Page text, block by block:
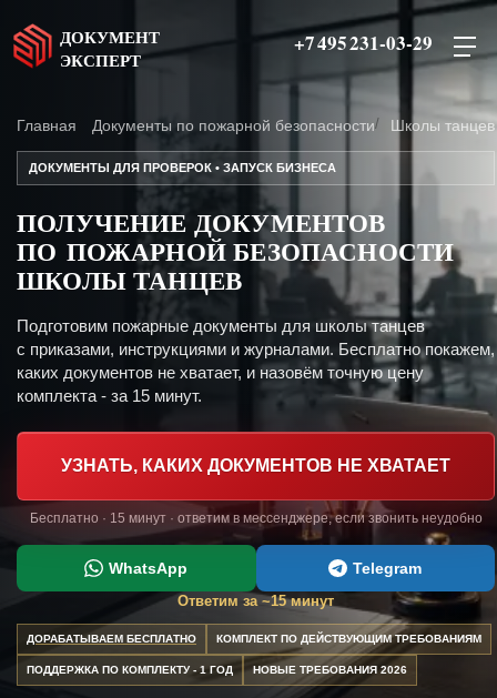
ДОКУМЕНТ
ЭКСПЕРТ
+7 495 231-03-29
Главная Документы по пожарной безопасности Школы танцев
ДОКУМЕНТЫ ДЛЯ ПРОВЕРОК • ЗАПУСК БИЗНЕСА
ПОЛУЧЕНИЕ ДОКУМЕНТОВ
ПО ПОЖАРНОЙ БЕЗОПАСНОСТИ
ШКОЛЫ ТАНЦЕВ
Подготовим пожарные документы для школы танцев
с приказами, инструкциями и журналами. Бесплатно покажем,
каких документов не хватает, и назовём точную цену
комплекта - за 15 минут.
УЗНАТЬ, КАКИХ ДОКУМЕНТОВ НЕ ХВАТАЕТ
Бесплатно · 15 минут · ответим в мессенджере, если звонить неудобно
WhatsApp Telegram
Ответим за ~15 минут
ДОРАБАТЫВАЕМ БЕСПЛАТНО КОМПЛЕКТ ПО ДЕЙСТВУЮЩИМ ТРЕБОВАНИЯМ
ПОДДЕРЖКА ПО КОМПЛЕКТУ - 1 ГОД НОВЫЕ ТРЕБОВАНИЯ 2026